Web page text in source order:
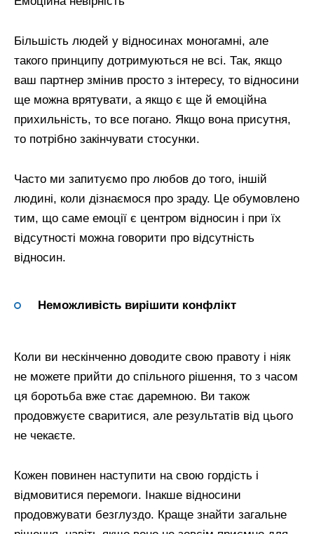
Більшість людей у відносинах моногамні, але
такого принципу дотримуються не всі. Так, якщо
ваш партнер змінив просто з інтересу, то відносини
ще можна врятувати, а якщо є ще й емоційна
прихильність, то все погано. Якщо вона присутня,
то потрібно закінчувати стосунки.
Часто ми запитуємо про любов до того, іншій
людині, коли дізнаємося про зраду. Це обумовлено
тим, що саме емоції є центром відносин і при їх
відсутності можна говорити про відсутність
відносин.
Неможливість вирішити конфлікт
Коли ви нескінченно доводите свою правоту і ніяк
не можете прийти до спільного рішення, то з часом
ця боротьба вже стає даремною. Ви також
продовжуєте сваритися, але результатів від цього
не чекаєте.
Кожен повинен наступити на свою гордість і
відмовитися перемоги. Інакше відносини
продовжувати безглуздо. Краще знайти загальне